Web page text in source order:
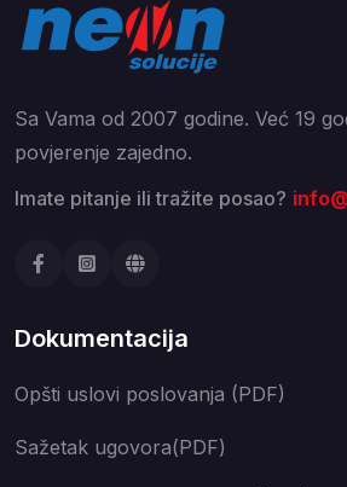
Sa Vama od 2007 godine. Već 19
povjerenje zajedno.
Imate pitanje ili tražite posao?
Dokumentacija
Opšti uslovi poslovanja (PDF)
Sažetak ugovora(PDF)